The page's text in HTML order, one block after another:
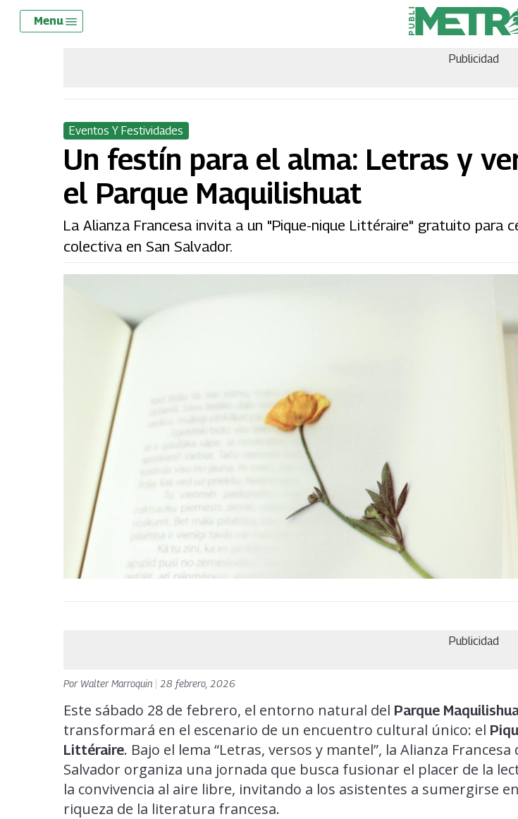
Skip
Menu
Publicidad
Eventos Y Festividades
Un festín para el alma: Letras y
el Parque Maquilishuat
La Alianza Francesa invita a un "Pique-nique Littéraire" gratuito para
colectiva en San Salvador.
Publicidad
Por Walter Marroquin 28 febrero, 2026
Este sábado 28 de febrero, el entorno natural del Parque
transformará en el escenario de un encuentro cultural único: el
Littéraire. Bajo el lema “Letras, versos y mantel”, la Alianza Francesa
Salvador organiza una jornada que busca fusionar el placer de la
la convivencia al aire libre, invitando a los asistentes a sumergirse
riqueza de la literatura francesa.
Menu